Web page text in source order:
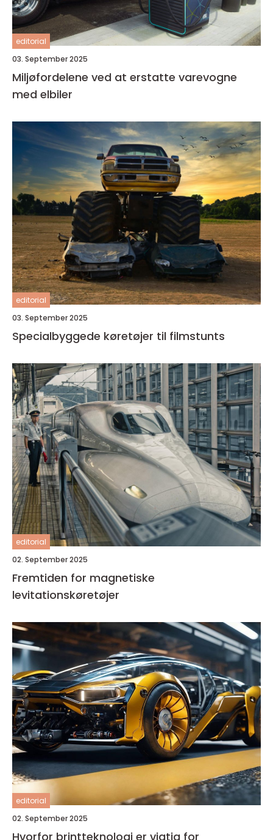
editorial
03. September 2025
Miljøfordelene ved at erstatte varevogne
med elbiler
editorial
03. September 2025
Specialbyggede køretøjer til filmstunts
editorial
02. September 2025
Fremtiden for magnetiske
levitationskøretøjer
editorial
02. September 2025
Hvorfor brintteknologi er vigtig for